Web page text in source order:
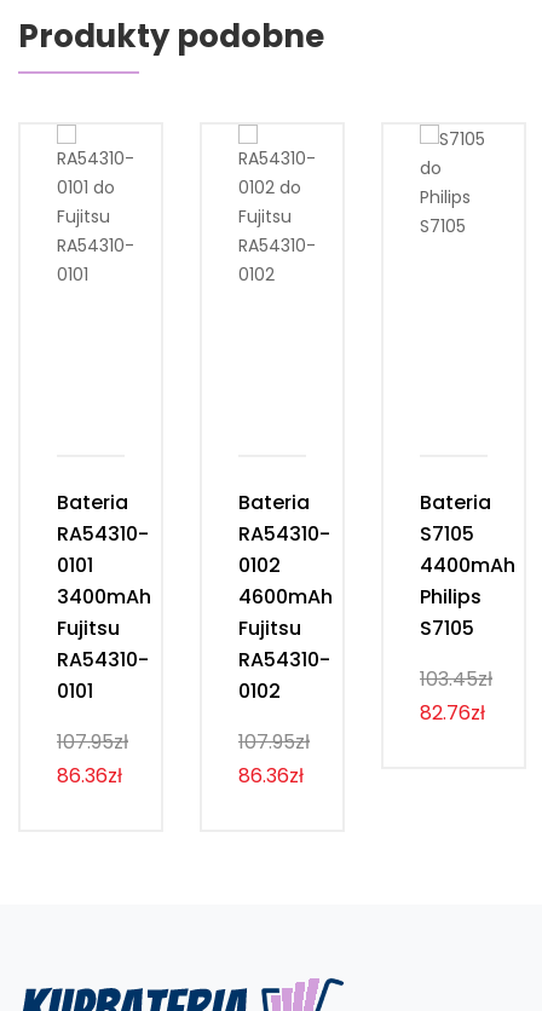
Produkty podobne
Bateria
RA54310-
0101
3400mAh
Fujitsu
RA54310-
0101
107.95zł
86.36zł
Bateria
RA54310-
0102
4600mAh
Fujitsu
RA54310-
0102
107.95zł
86.36zł
Bateria
S7105
4400mAh
Philips
S7105
103.45zł
82.76zł